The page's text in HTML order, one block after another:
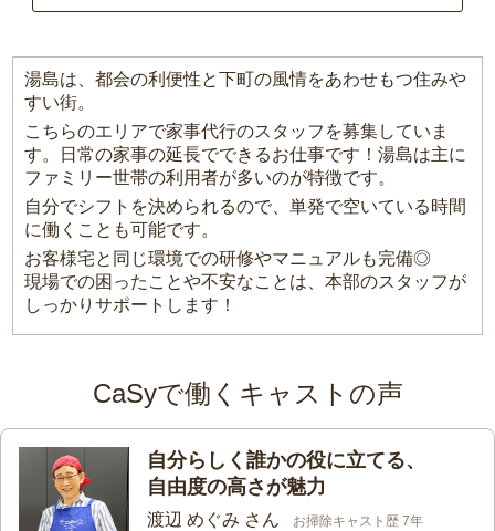
湯島は、都会の利便性と下町の風情をあわせもつ住みや
すい街。
こちらのエリアで家事代行のスタッフを募集していま
す。日常の家事の延長でできるお仕事です！湯島は主に
ファミリー世帯の利用者が多いのが特徴です。
自分でシフトを決められるので、単発で空いている時間
に働くことも可能です。
お客様宅と同じ環境での研修やマニュアルも完備◎
現場での困ったことや不安なことは、本部のスタッフが
しっかりサポートします！
CaSyで働くキャストの声
自分らしく誰かの役に立てる、
自由度の高さが魅力
渡辺 めぐみ さん お掃除キャスト歴 7年